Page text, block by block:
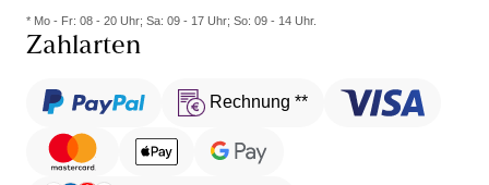
* Mo - Fr: 08 - 20 Uhr; Sa: 09 - 17 Uhr; So: 09 - 14 Uhr.
Zahlarten
Rechnung **